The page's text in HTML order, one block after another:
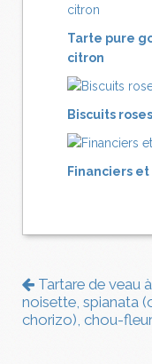
Tarte pure
citron
Biscuits
Financiers
Tartare de veau
noisette, spianata
chorizo), chou-